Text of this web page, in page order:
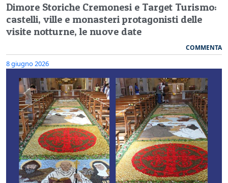
Dimore Storiche Cremonesi e Target Turismo:
castelli, ville e monasteri protagonisti delle
visite notturne, le nuove date
COMMENTA
8 giugno 2026